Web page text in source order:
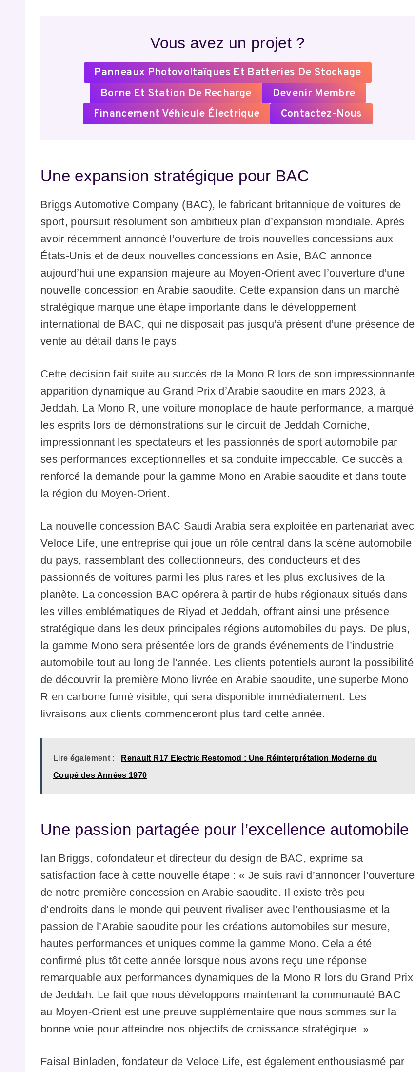
Vous avez un projet ?
Panneaux Photovoltaïques Et Batteries De Stockage
Borne Et Station De Recharge
Devenir Membre
Financement Véhicule Électrique
Contactez-Nous
Une expansion stratégique pour BAC
Briggs Automotive Company (BAC), le fabricant britannique de voitures de
sport, poursuit résolument son ambitieux plan d’expansion mondiale. Après
avoir récemment annoncé l’ouverture de trois nouvelles concessions aux
États-Unis et de deux nouvelles concessions en Asie, BAC annonce
aujourd’hui une expansion majeure au Moyen-Orient avec l’ouverture d’une
nouvelle concession en Arabie saoudite. Cette expansion dans un marché
stratégique marque une étape importante dans le développement
international de BAC, qui ne disposait pas jusqu’à présent d’une présence de
vente au détail dans le pays.
Cette décision fait suite au succès de la Mono R lors de son impressionnante
apparition dynamique au Grand Prix d’Arabie saoudite en mars 2023, à
Jeddah. La Mono R, une voiture monoplace de haute performance, a marqué
les esprits lors de démonstrations sur le circuit de Jeddah Corniche,
impressionnant les spectateurs et les passionnés de sport automobile par
ses performances exceptionnelles et sa conduite impeccable. Ce succès a
renforcé la demande pour la gamme Mono en Arabie saoudite et dans toute
la région du Moyen-Orient.
La nouvelle concession BAC Saudi Arabia sera exploitée en partenariat avec
Veloce Life, une entreprise qui joue un rôle central dans la scène automobile
du pays, rassemblant des collectionneurs, des conducteurs et des
passionnés de voitures parmi les plus rares et les plus exclusives de la
planète. La concession BAC opérera à partir de hubs régionaux situés dans
les villes emblématiques de Riyad et Jeddah, offrant ainsi une présence
stratégique dans les deux principales régions automobiles du pays. De plus,
la gamme Mono sera présentée lors de grands événements de l’industrie
automobile tout au long de l’année. Les clients potentiels auront la possibilité
de découvrir la première Mono livrée en Arabie saoudite, une superbe Mono
R en carbone fumé visible, qui sera disponible immédiatement. Les
livraisons aux clients commenceront plus tard cette année.
Lire également : Renault R17 Electric Restomod : Une Réinterprétation Moderne du
Coupé des Années 1970
Une passion partagée pour l’excellence automobile
Ian Briggs, cofondateur et directeur du design de BAC, exprime sa
satisfaction face à cette nouvelle étape : « Je suis ravi d’annoncer l’ouverture
de notre première concession en Arabie saoudite. Il existe très peu
d’endroits dans le monde qui peuvent rivaliser avec l’enthousiasme et la
passion de l’Arabie saoudite pour les créations automobiles sur mesure,
hautes performances et uniques comme la gamme Mono. Cela a été
confirmé plus tôt cette année lorsque nous avons reçu une réponse
remarquable aux performances dynamiques de la Mono R lors du Grand Prix
de Jeddah. Le fait que nous développons maintenant la communauté BAC
au Moyen-Orient est une preuve supplémentaire que nous sommes sur la
bonne voie pour atteindre nos objectifs de croissance stratégique. »
Faisal Binladen, fondateur de Veloce Life, est également enthousiasmé par